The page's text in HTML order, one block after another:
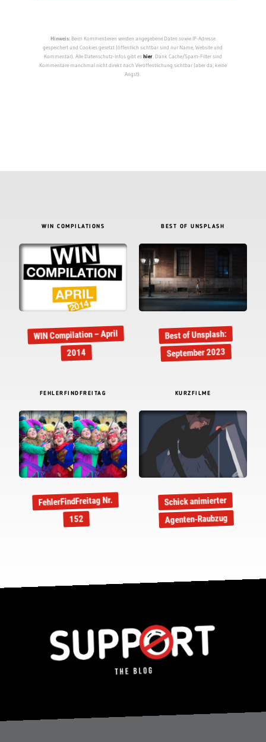
Hinweis:Beim Kommentieren werden angegebene Daten sowie IP-Adresse
gespeichert und Cookies gesetzt (öffentlich sichtbar sind nur Name, Website und
Kommentar). Alle Datenschutz-Infos gibt eshier. Dank Cache/Spam-Filter sind
Kommentare manchmal nicht direkt nach Veröffentlichung sichtbar (aber da, keine
Angst).
WIN COMPILATIONS
WIN Compilation – April
2014
BEST OF UNSPLASH
Best of Unsplash:
September 2023
FEHLERFINDFREITAG
FehlerFindFreitag Nr.
152
KURZFILME
Schick animierter
Agenten-Raubzug